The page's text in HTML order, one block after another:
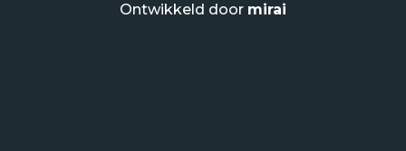
Ontwikkeld door mirai